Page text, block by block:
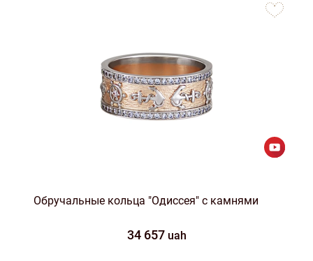
Обручальные кольца "Одиссея" с камнями
34 657 uah
favorites